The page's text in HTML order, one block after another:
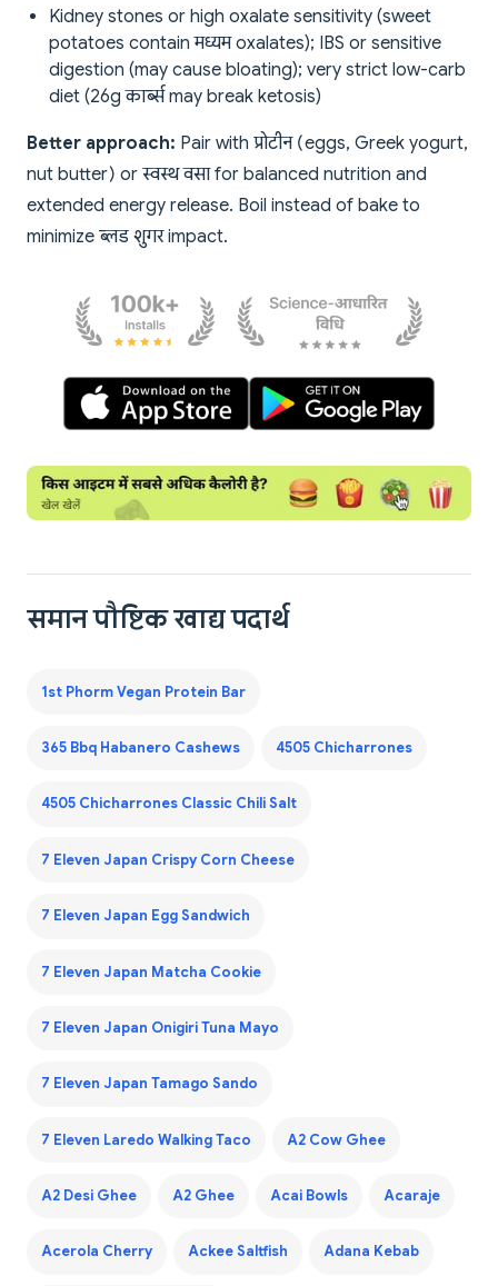
Kidney stones or high oxalate sensitivity (sweet
potatoes contain मध्यम oxalates); IBS or sensitive
digestion (may cause bloating); very strict low-carb
diet (26g कार्ब्स may break ketosis)
Better approach: Pair with प्रोटीन (eggs, Greek yogurt,
nut butter) or स्वस्थ वसा for balanced nutrition and
extended energy release. Boil instead of bake to
minimize ब्लड शुगर impact.
समान पौष्टिक खाद्य पदार्थ
1st Phorm Vegan Protein Bar
365 Bbq Habanero Cashews 4505 Chicharrones
4505 Chicharrones Classic Chili Salt
7 Eleven Japan Crispy Corn Cheese
7 Eleven Japan Egg Sandwich
7 Eleven Japan Matcha Cookie
7 Eleven Japan Onigiri Tuna Mayo
7 Eleven Japan Tamago Sando
7 Eleven Laredo Walking Taco A2 Cow Ghee
A2 Desi Ghee A2 Ghee Acai Bowls Acaraje
Acerola Cherry Ackee Saltfish Adana Kebab